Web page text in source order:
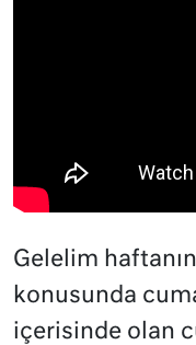
Gelelim
konusunda
içerisinde olan